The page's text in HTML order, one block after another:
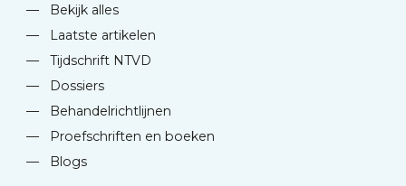
—
Bekijk alles
—
Laatste artikelen
—
Tijdschrift NTVD
—
Dossiers
—
Behandelrichtlijnen
—
Proefschriften en boeken
—
Blogs